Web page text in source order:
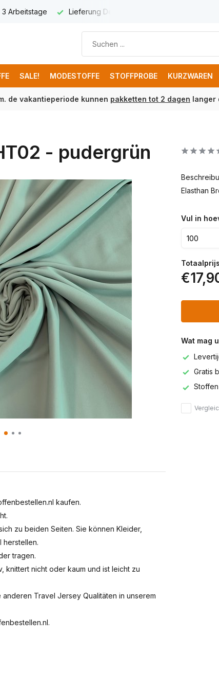
3 Arbeitstage Lieferung Deutschland € 8,95
SALE! MODESTOFFE STOFFPROBE KURZWAREN
de vakantieperiode kunnen pakketten tot 2 dagen langer
- pudergrün
kaufen.
zu beiden Seiten. Sie können Kleider,
herstellen.
tragen.
knittert nicht oder kaum und ist leicht zu
Travel Jersey Qualitäten in unserem
Elasthan
Vul in
Totaalprijs
Wat mag
Gratis